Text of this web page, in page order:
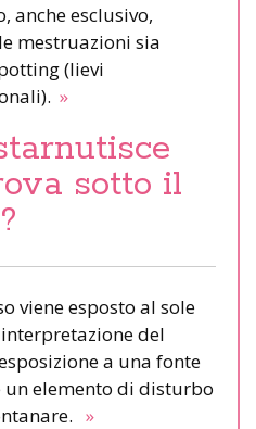
anche esclusivo,
mestruazioni sia
(lievi
»
sotto il
viene esposto al sole
del
a una fonte
elemento di disturbo
»